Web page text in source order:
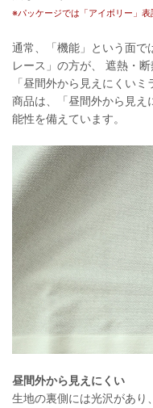
※パッケージでは「アイボリー」表
通常、「機能」という面で
レース」の方が、 遮熱・
「昼間外から見えにくい
商品は、「昼間外から見え
能性を備えています。
昼間外から見えにくい
生地の裏側には光沢があり